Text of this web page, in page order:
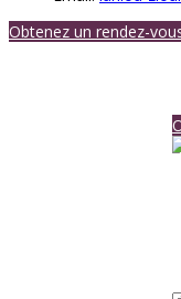
Obtenez un rendez-